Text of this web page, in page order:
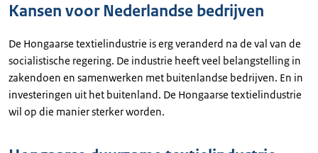
Kansen voor Nederlandse bedrijven
De Hongaarse textielindustrie is erg veranderd na de val van de
socialistische regering. De industrie heeft veel belangstelling in
zakendoen en samenwerken met buitenlandse bedrijven. En in
investeringen uit het buitenland. De Hongaarse textielindustrie
wil op die manier sterker worden.